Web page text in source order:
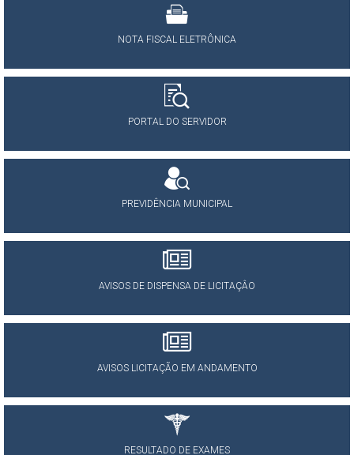
NOTA FISCAL ELETRÔNICA
PORTAL DO SERVIDOR
PREVIDÊNCIA MUNICIPAL
AVISOS DE DISPENSA DE LICITAÇÂO
AVISOS LICITAÇÃO EM ANDAMENTO
RESULTADO DE EXAMES